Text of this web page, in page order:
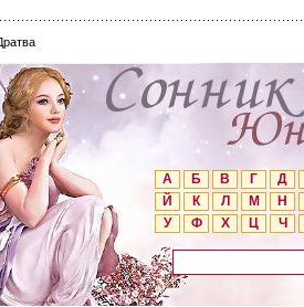
А Б В Г Д
Й
К Л М Н
У
Ф Х Ц Ч